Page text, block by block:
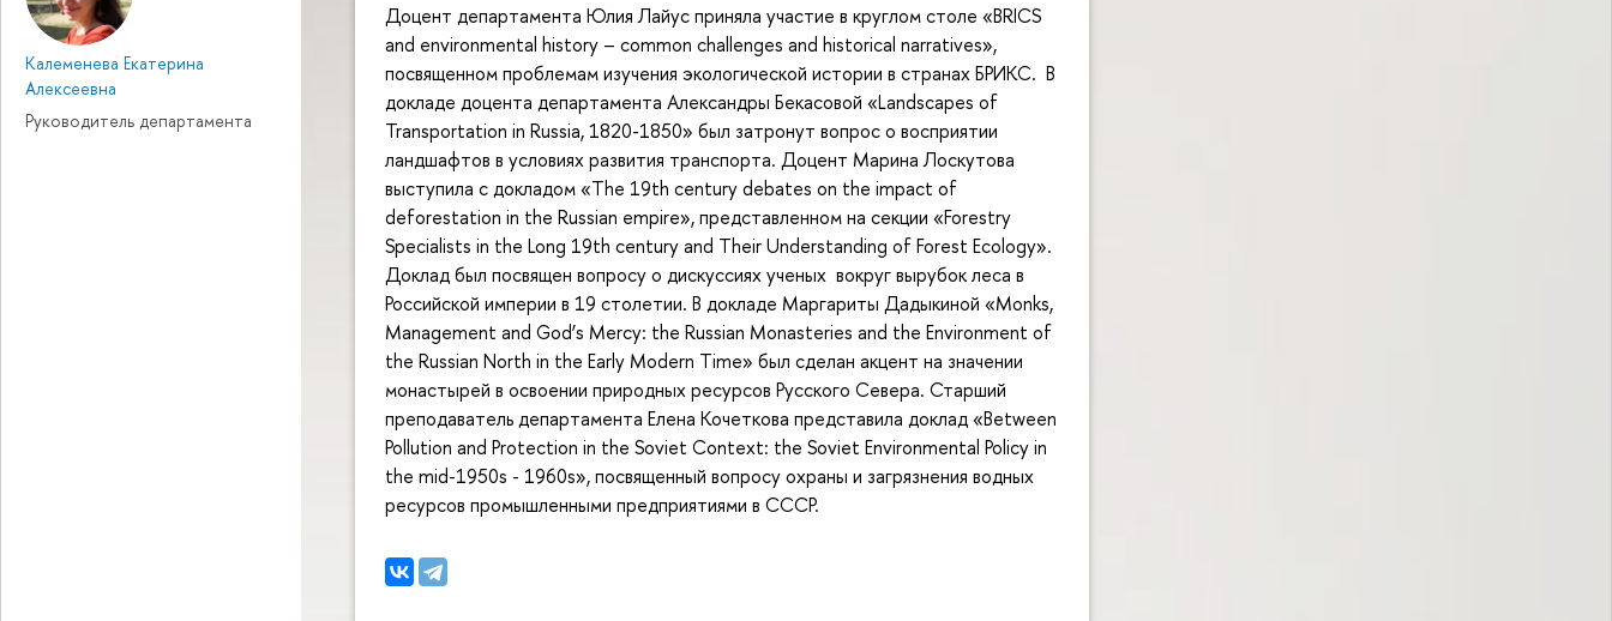
Калеменева Екатерина
Алексеевна
Руководитель департамента
Доцент департамента Юлия Лайус приняла участие в круглом столе «BRICS
and environmental history – common challenges and historical narratives»,
посвященном проблемам изучения экологической истории в странах БРИКС. В
докладе доцента департамента Александры Бекасовой «Landscapes of
Transportation in Russia, 1820-1850» был затронут вопрос о восприятии
ландшафтов в условиях развития транспорта. Доцент Марина Лоскутова
выступила с докладом «The 19th century debates on the impact of
deforestation in the Russian empire», представленном на секции «Forestry
Specialists in the Long 19th century and Their Understanding of Forest Ecology».
Доклад был посвящен вопросу о дискуссиях ученых вокруг вырубок леса в
Российской империи в 19 столетии. В докладе Маргариты Дадыкиной «Monks,
Management and God’s Mercy: the Russian Monasteries and the Environment of
the Russian North in the Early Modern Time» был сделан акцент на значении
монастырей в освоении природных ресурсов Русского Севера. Старший
преподаватель департамента Елена Кочеткова представила доклад «Between
Pollution and Protection in the Soviet Context: the Soviet Environmental Policy in
the mid-1950s - 1960s», посвященный вопросу охраны и загрязнения водных
ресурсов промышленными предприятиями в СССР.